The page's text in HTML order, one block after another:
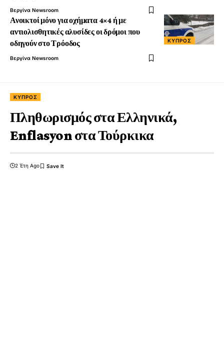
Βεργίνα Newsroom
ΚΎΠΡΟΣ
Ανοικτοί μόνο για οχήματα 4×4 ή με
αντιολισθητικές αλυσίδες οι δρόμοι που
οδηγούν στο Τρόοδος
Βεργίνα Newsroom
ΚΎΠΡΟΣ
Πληθωρισμός στα Ελληνικά,
Enflasyon στα Τούρκικα
2 Έτη Ago